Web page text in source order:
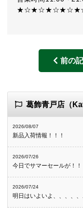
前の
葛飾青戸店（
2026/08/07
新品入荷情報！！！
2026/07/26
今日でサマーセールが！！
2026/07/24
明日はいよいよ、、、、、